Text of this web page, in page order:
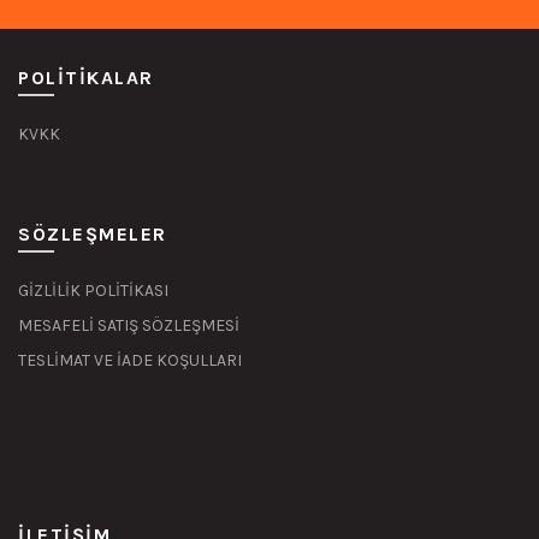
POLITIKALAR
KVKK
SÖZLEŞMELER
GİZLİLİK POLİTİKASI
MESAFELİ SATIŞ SÖZLEŞMESİ
TESLİMAT VE İADE KOŞULLARI